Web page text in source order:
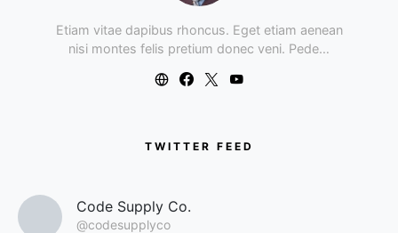
Etiam vitae dapibus rhoncus. Eget etiam aenean
nisi montes felis pretium donec veni. Pede…
TWITTER FEED
Code Supply Co.
@codesupplyco